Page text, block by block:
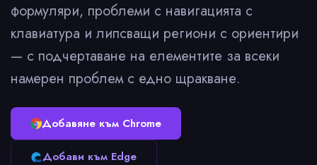
формуляри, проблеми с навигацията с
клавиатура и липсващи региони с ориентири
— с подчертаване на елементите за всеки
намерен проблем с едно щракване.
Добавяне към Chrome
Добави към Edge